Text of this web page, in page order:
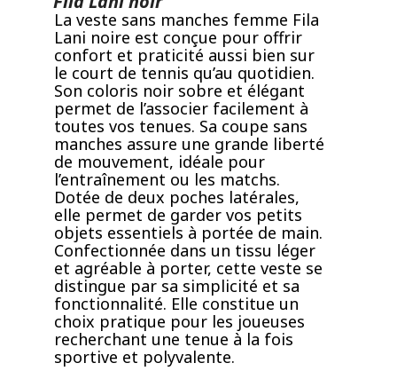
La veste sans manches femme Fila
Lani noire est conçue pour offrir
confort et praticité aussi bien sur
le court de tennis qu’au quotidien.
Son coloris noir sobre et élégant
permet de l’associer facilement à
toutes vos tenues. Sa coupe sans
manches assure une grande liberté
de mouvement, idéale pour
l’entraînement ou les matchs.
Dotée de deux poches latérales,
elle permet de garder vos petits
objets essentiels à portée de main.
Confectionnée dans un tissu léger
et agréable à porter, cette veste se
distingue par sa simplicité et sa
fonctionnalité. Elle constitue un
choix pratique pour les joueuses
recherchant une tenue à la fois
sportive et polyvalente.